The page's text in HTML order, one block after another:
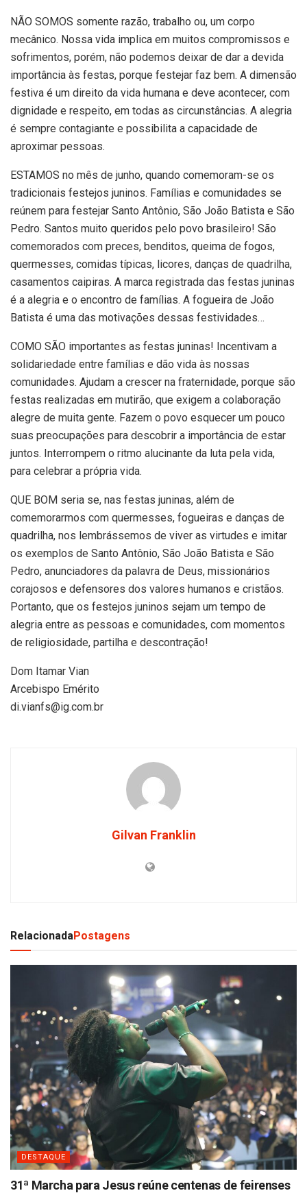
NÃO SOMOS somente razão, trabalho ou, um corpo
mecânico. Nossa vida implica em muitos compromissos e
sofrimentos, porém, não podemos deixar de dar a devida
importância às festas, porque festejar faz bem. A dimensão
festiva é um direito da vida humana e deve acontecer, com
dignidade e respeito, em todas as circunstâncias. A alegria
é sempre contagiante e possibilita a capacidade de
aproximar pessoas.
ESTAMOS no mês de junho, quando comemoram-se os
tradicionais festejos juninos. Famílias e comunidades se
reúnem para festejar Santo Antônio, São João Batista e São
Pedro. Santos muito queridos pelo povo brasileiro! São
comemorados com preces, benditos, queima de fogos,
quermesses, comidas típicas, licores, danças de quadrilha,
casamentos caipiras. A marca registrada das festas juninas
é a alegria e o encontro de famílias. A fogueira de João
Batista é uma das motivações dessas festividades…
COMO SÃO importantes as festas juninas! Incentivam a
solidariedade entre famílias e dão vida às nossas
comunidades. Ajudam a crescer na fraternidade, porque são
festas realizadas em mutirão, que exigem a colaboração
alegre de muita gente. Fazem o povo esquecer um pouco
suas preocupações para descobrir a importância de estar
juntos. Interrompem o ritmo alucinante da luta pela vida,
para celebrar a própria vida.
QUE BOM seria se, nas festas juninas, além de
comemorarmos com quermesses, fogueiras e danças de
quadrilha, nos lembrássemos de viver as virtudes e imitar
os exemplos de Santo Antônio, São João Batista e São
Pedro, anunciadores da palavra de Deus, missionários
corajosos e defensores dos valores humanos e cristãos.
Portanto, que os festejos juninos sejam um tempo de
alegria entre as pessoas e comunidades, com momentos
de religiosidade, partilha e descontração!
Dom Itamar Vian
Arcebispo Emérito
di.vianfs@ig.com.br
Gilvan Franklin
RelacionadaPostagens
DESTAQUE
31ª Marcha para Jesus reúne centenas de feirenses